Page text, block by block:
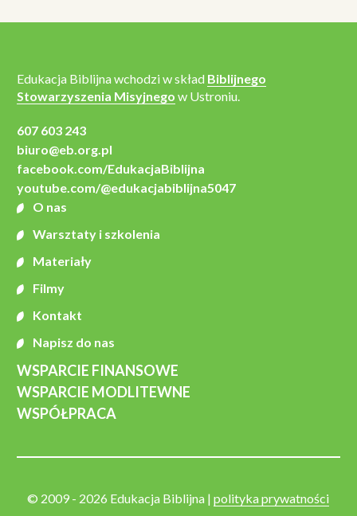
Edukacja Biblijna wchodzi w skład Biblijnego
Stowarzyszenia Misyjnego w Ustroniu.
607 603 243
biuro@eb.org.pl
facebook.com/EdukacjaBiblijna
youtube.com/@edukacjabiblijna5047
O nas
Warsztaty i szkolenia
Materiały
Filmy
Kontakt
Napisz do nas
WSPARCIE FINANSOWE
WSPARCIE MODLITEWNE
WSPÓŁPRACA
© 2009 - 2026 Edukacja Biblijna |polityka prywatności